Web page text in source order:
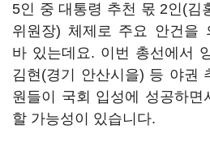
5인 중 대통령 추천 몫 2인(김
위원장) 체제로 주요 안건을
바 있는데요. 이번 총선에서
김현(경기 안산시을) 등 야권
원들이 국회 입성에 성공하
할 가능성이 있습니다.